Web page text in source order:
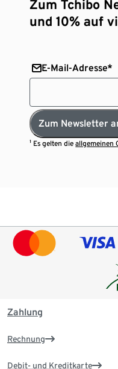
Zum Tchibo
und 10% auf
E-Mail-Adresse*
Zum Newsletter
¹ Es gelten dieallgemeinen
Zahlung
Rechnung
Debit- und Kreditkarte